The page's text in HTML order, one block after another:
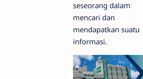
seseorang dalam
mencari dan
mendapatkan suatu
informasi.